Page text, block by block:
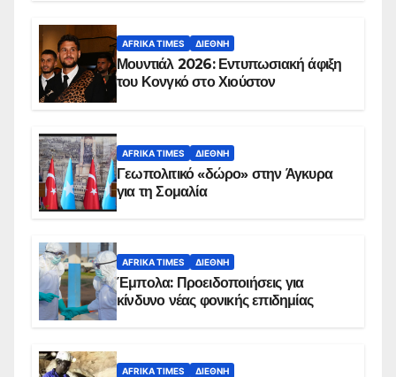
AFRIKA TIMES ΔΙΕΘΝΉ
Μουντιάλ 2026: Εντυπωσιακή άφιξη
του Κονγκό στο Χιούστον
AFRIKA TIMES ΔΙΕΘΝΉ
Γεωπολιτικό «δώρο» στην Άγκυρα
για τη Σομαλία
AFRIKA TIMES ΔΙΕΘΝΉ
Έμπολα: Προειδοποιήσεις για
κίνδυνο νέας φονικής επιδημίας
AFRIKA TIMES ΔΙΕΘΝΉ